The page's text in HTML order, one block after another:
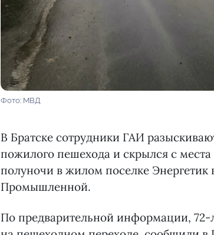
Фото: МВД
В Братске сотрудники ГАИ
пожилого пешехода и скрылся с
полуночи в жилом поселке Энергетик
Промышленной.
По предварительной информации,